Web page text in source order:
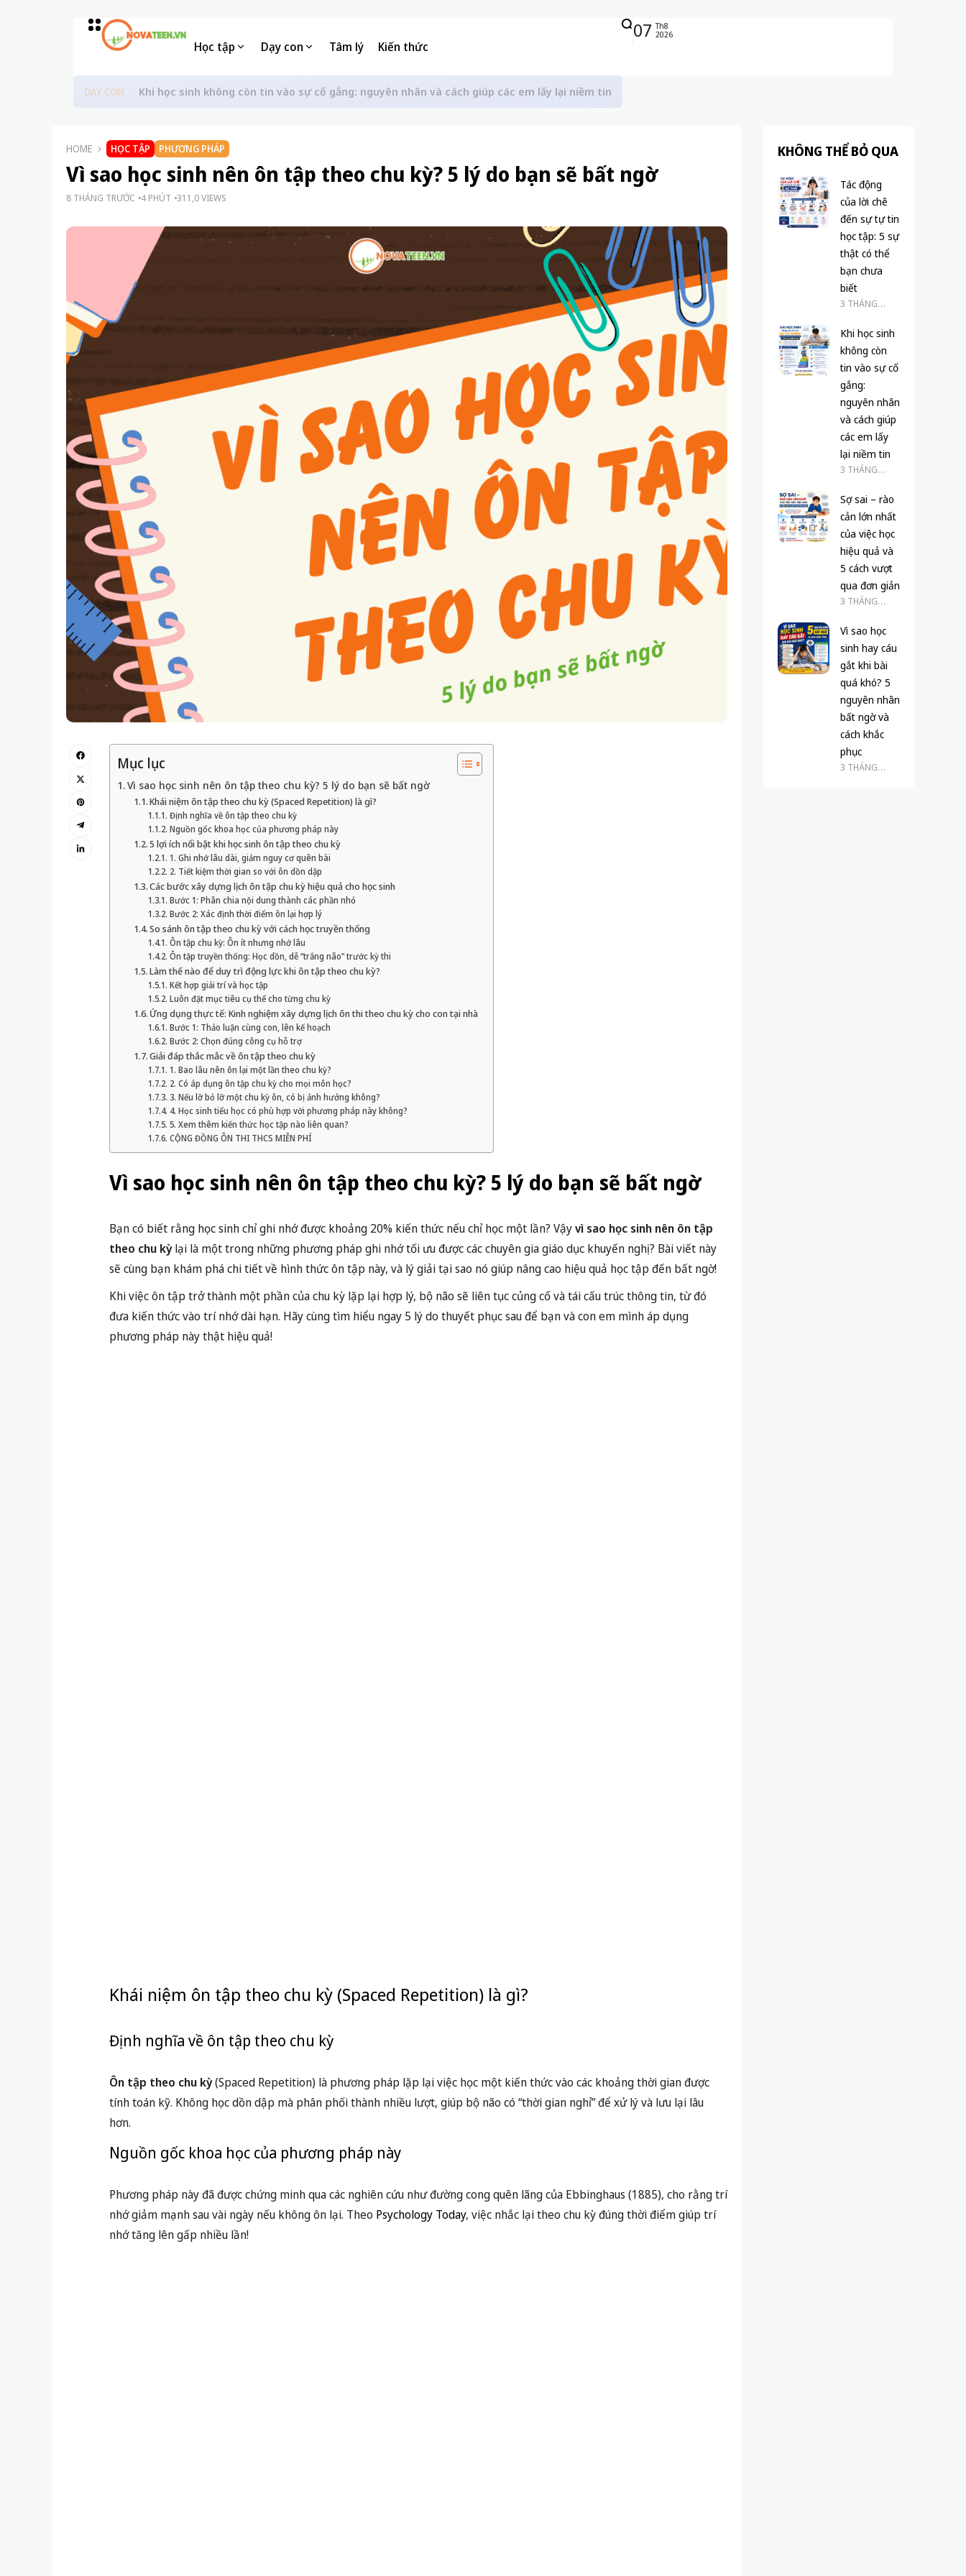
Học tập Dạy con Tâm lý Kiến thức
07 Th8
2026
DẠY CON Khi học sinh không còn tin vào sự cố gắng: nguyên nhân và cách giúp các em lấy lại niềm tin
HOME HỌC TẬP PHƯƠNG PHÁP
Vì sao học sinh nên ôn tập theo chu kỳ? 5 lý do bạn sẽ bất ngờ
8 THÁNG TRƯỚC 4 PHÚT 311,0 VIEWS
Mục lục
Vì sao học sinh nên ôn tập theo chu kỳ? 5 lý do bạn sẽ bất ngờ
Khái niệm ôn tập theo chu kỳ (Spaced Repetition) là gì?
Định nghĩa về ôn tập theo chu kỳ
Nguồn gốc khoa học của phương pháp này
5 lợi ích nổi bật khi học sinh ôn tập theo chu kỳ
1. Ghi nhớ lâu dài, giảm nguy cơ quên bài
2. Tiết kiệm thời gian so với ôn dồn dập
Các bước xây dựng lịch ôn tập chu kỳ hiệu quả cho học sinh
Bước 1: Phân chia nội dung thành các phần nhỏ
Bước 2: Xác định thời điểm ôn lại hợp lý
So sánh ôn tập theo chu kỳ với cách học truyền thống
Ôn tập chu kỳ: Ôn ít nhưng nhớ lâu
Ôn tập truyền thống: Học dồn, dễ “trắng não” trước kỳ thi
Làm thế nào để duy trì động lực khi ôn tập theo chu kỳ?
Kết hợp giải trí và học tập
Luôn đặt mục tiêu cụ thể cho từng chu kỳ
Ứng dụng thực tế: Kinh nghiệm xây dựng lịch ôn thi theo chu kỳ cho con tại nhà
Bước 1: Thảo luận cùng con, lên kế hoạch
Bước 2: Chọn đúng công cụ hỗ trợ
Giải đáp thắc mắc về ôn tập theo chu kỳ
1. Bao lâu nên ôn lại một lần theo chu kỳ?
2. Có áp dụng ôn tập chu kỳ cho mọi môn học?
3. Nếu lỡ bỏ lỡ một chu kỳ ôn, có bị ảnh hưởng không?
4. Học sinh tiểu học có phù hợp với phương pháp này không?
5. Xem thêm kiến thức học tập nào liên quan?
CỘNG ĐỒNG ÔN THI THCS MIỄN PHÍ
Vì sao học sinh nên ôn tập theo chu kỳ? 5 lý do bạn sẽ bất ngờ
Bạn có biết rằng học sinh chỉ ghi nhớ được khoảng 20% kiến thức nếu chỉ học một lần? Vậyvì sao học sinh nên ôn tập
theo chu kỳlại là một trong những phương pháp ghi nhớ tối ưu được các chuyên gia giáo dục khuyến nghị? Bài viết này
sẽ cùng bạn khám phá chi tiết về hình thức ôn tập này, và lý giải tại sao nó giúp nâng cao hiệu quả học tập đến bất ngờ!
Khi việc ôn tập trở thành một phần của chu kỳ lặp lại hợp lý, bộ não sẽ liên tục củng cố và tái cấu trúc thông tin, từ đó
đưa kiến thức vào trí nhớ dài hạn. Hãy cùng tìm hiểu ngay 5 lý do thuyết phục sau để bạn và con em mình áp dụng
phương pháp này thật hiệu quả!
Khái niệm ôn tập theo chu kỳ (Spaced Repetition) là gì?
Định nghĩa về ôn tập theo chu kỳ
Ôn tập theo chu kỳ(Spaced Repetition) là phương pháp lặp lại việc học một kiến thức vào các khoảng thời gian được
tính toán kỹ. Không học dồn dập mà phân phối thành nhiều lượt, giúp bộ não có “thời gian nghỉ” để xử lý và lưu lại lâu
hơn.
Nguồn gốc khoa học của phương pháp này
Phương pháp này đã được chứng minh qua các nghiên cứu như đường cong quên lãng của Ebbinghaus (1885), cho rằng trí
nhớ giảm mạnh sau vài ngày nếu không ôn lại. Theo Psychology Today, việc nhắc lại theo chu kỳ đúng thời điểm giúp trí
nhớ tăng lên gấp nhiều lần!
KHÔNG THỂ BỎ QUA
Tác động
của lời chê
đến sự tự tin
học tập: 5 sự
thật có thể
bạn chưa
biết
3 THÁNG
Khi học sinh
không còn
tin vào sự cố
gắng:
nguyên nhân
và cách giúp
các em lấy
lại niềm tin
3 THÁNG
Sợ sai – rào
cản lớn nhất
của việc học
hiệu quả và
5 cách vượt
qua đơn giản
3 THÁNG
Vì sao học
sinh hay cáu
gắt khi bài
quá khó? 5
nguyên nhân
bất ngờ và
cách khắc
phục
3 THÁNG